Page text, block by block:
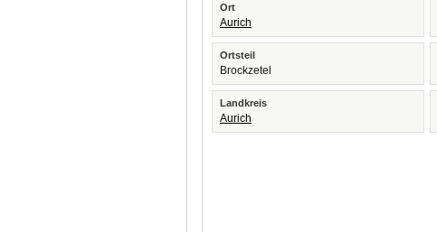
Ort
Aurich
Ortsteil
Brockzetel
Landkreis
Aurich